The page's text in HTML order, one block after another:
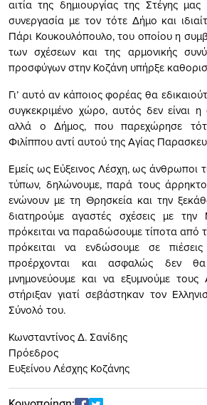
αιτία της δημιουργίας της Στέγης
συνεργασία με τον τότε Δήμο και
Πάρι Κουκουλόπουλο, του οποίου η
των σχέσεων και της αρμονικής
προσφύγων στην Κοζάνη υπήρξε
Γι’ αυτό αν κάποιος φορέας θα
συγκεκριμένο χώρο, αυτός δεν είναι
αλλά ο Δήμος, που παρεχώρησε
Φιλίππου αντί αυτού της Αγίας
Εμείς ως Εύξεινος Λέσχη, ως άνθρωποι
τύπων, δηλώνουμε, παρά τους
ενώνουν με τη Θρησκεία και την
διατηρούμε αγαστές σχέσεις με
πρόκειται να παραδώσουμε τίποτα από
πρόκειται να ενδώσουμε σε
προέρχονται και ασφαλώς δεν
μνημονεύουμε και να εξυμνούμε
στήριξαν γιατί σεβάστηκαν τον
Σύνολό του.
Κωνσταντίνος Δ. Σανίδης
Πρόεδρος
Ευξείνου Λέσχης Κοζάνης